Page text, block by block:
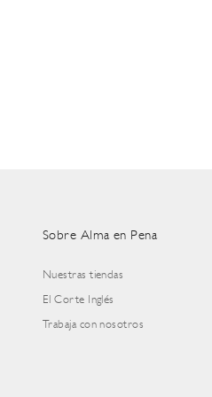
Sobre Alma en Pena
Nuestras tiendas
El Corte Inglés
Trabaja con nosotros